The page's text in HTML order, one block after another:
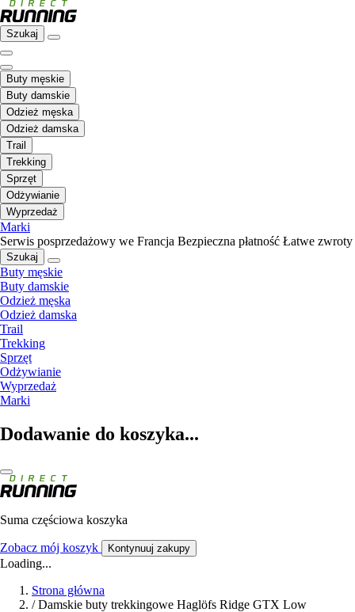
Szukaj
Buty męskie
Buty damskie
Odzież męska
Odzież damska
Trail
Trekking
Sprzęt
Odżywianie
Wyprzedaż
Marki
Serwis posprzedażowy we Francja Bezpieczna płatność Łatwe zwroty
Szukaj
Buty męskie
Buty damskie
Odzież męska
Odzież damska
Trail
Trekking
Sprzęt
Odżywianie
Wyprzedaż
Marki
Dodawanie do koszyka...
Suma częściowa koszyka
Zobacz mój koszyk Kontynuuj zakupy
Loading...
Strona główna
/ Damskie buty trekkingowe Haglöfs Ridge GTX Low